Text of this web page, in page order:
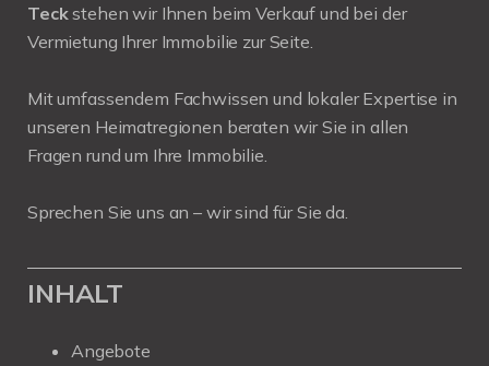
Teckstehen wir Ihnen beim Verkauf und bei der
Vermietung Ihrer Immobilie zur Seite.
Mit umfassendem Fachwissen und lokaler Expertise in
unseren Heimatregionen beraten wir Sie in allen
Fragen rund um Ihre Immobilie.
Sprechen Sie uns an – wir sind für Sie da.
INHALT
Angebote